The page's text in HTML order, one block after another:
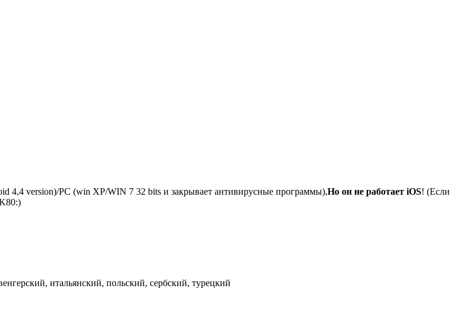
4,4 version)/PC (win XP/WIN 7 32 bits и закрывает антивирусные программы),Но он не работает iOS! (Если
итальянский, польский, сербский, турецкий